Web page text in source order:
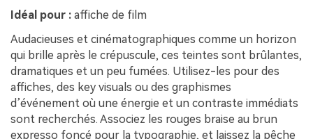
Idéal pour : affiche de film
Audacieuses et cinématographiques comme un horizon
qui brille après le crépuscule, ces teintes sont brûlantes,
dramatiques et un peu fumées. Utilisez-les pour des
affiches, des key visuals ou des graphismes
d’événement où une énergie et un contraste immédiats
sont recherchés. Associez les rouges braise au brun
expresso foncé pour la typographie, et laissez la pêche